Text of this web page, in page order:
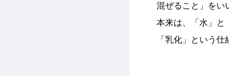
混ぜること」をい
本来は、「水」と
「乳化」という